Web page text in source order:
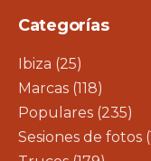
Categorías
Ibiza (25)
Marcas (118)
Populares (235)
Sesiones de fotos